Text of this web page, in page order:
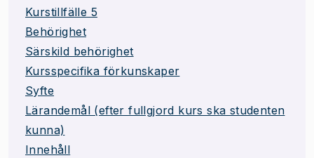
Kurstillfälle 5
Behörighet
Särskild behörighet
Kursspecifika förkunskaper
Syfte
Lärandemål (efter fullgjord kurs ska studenten
kunna)
Innehåll